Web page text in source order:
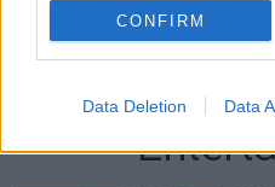
CONFIRM
Data Deletion Data